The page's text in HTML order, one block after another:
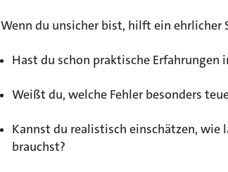
Wenn du unsicher bist, hilft ein ehrlicher
Hast du schon praktische Erfahrungen
Weißt du, welche Fehler besonders
Kannst du realistisch einschätzen,
brauchst?